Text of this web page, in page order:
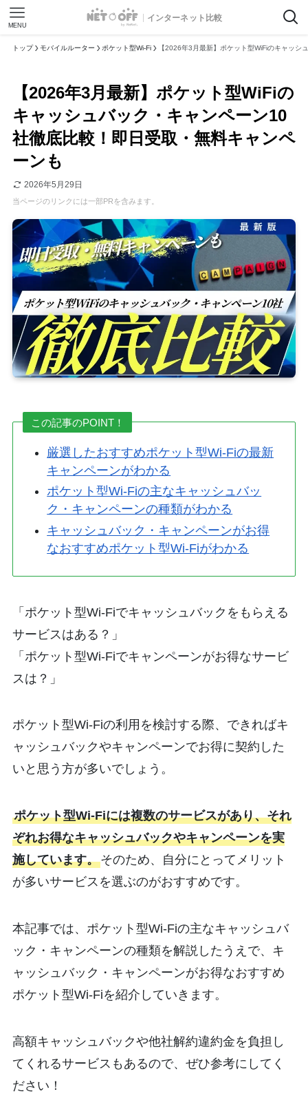
インターネット比較
MENU
トップ モバイルルーター ポケット型Wi-Fi 【2026年3月最新】ポケット型WiFiのキャッ
【2026年3月最新】ポケット型WiFiの
キャッシュバック・キャンペーン10
社徹底比較！即日受取・無料キャンペ
ーンも
2026年5月29日
当ページのリンクには一部PRを含みます。
この記事のPOINT！
厳選したおすすめポケット型Wi-Fiの最新
キャンペーンがわかる
ポケット型Wi-Fiの主なキャッシュバッ
ク・キャンペーンの種類がわかる
キャッシュバック・キャンペーンがお得
なおすすめポケット型Wi-Fiがわかる
「ポケット型Wi-Fiでキャッシュバックをもらえる
サービスはある？」
「ポケット型Wi-Fiでキャンペーンがお得なサービ
スは？」
ポケット型Wi-Fiの利用を検討する際、できればキ
ャッシュバックやキャンペーンでお得に契約した
いと思う方が多いでしょう。
ポケット型Wi-Fiには複数のサービスがあり、それ
ぞれお得なキャッシュバックやキャンペーンを実
施しています。そのため、自分にとってメリット
が多いサービスを選ぶのがおすすめです。
本記事では、ポケット型Wi-Fiの主なキャッシュバ
ック・キャンペーンの種類を解説したうえで、キ
ャッシュバック・キャンペーンがお得なおすすめ
ポケット型Wi-Fiを紹介していきます。
高額キャッシュバックや他社解約違約金を負担し
てくれるサービスもあるので、ぜひ参考にしてく
ださい！